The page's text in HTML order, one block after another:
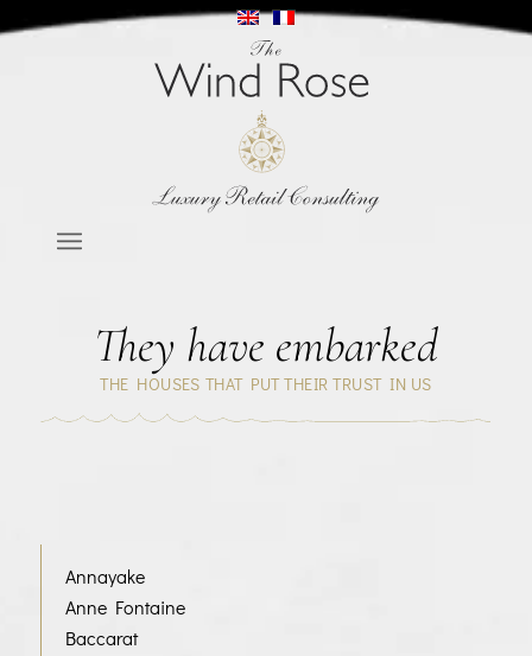
They have embarked
THE HOUSES THAT PUT THEIR TRUST IN US
Annayake
Anne Fontaine
Baccarat